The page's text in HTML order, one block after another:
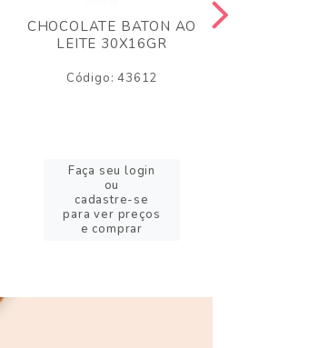
CHOCOLATE BATON AO
LEITE 30X16GR
Código: 43612
Faça seu login
ou
cadastre-se
para ver preços
e comprar